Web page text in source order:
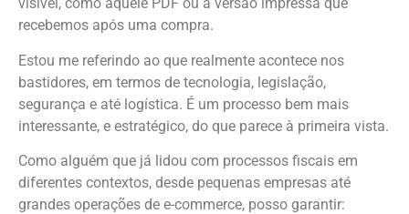
recebemos após uma compra.
Estou me referindo ao que realmente acontece nos
bastidores, em termos de tecnologia, legislação,
segurança e até logística. É um processo bem mais
interessante, e estratégico, do que parece à primeira vista.
Como alguém que já lidou com processos fiscais em
diferentes contextos, desde pequenas empresas até
grandes operações de e-commerce, posso garantir: